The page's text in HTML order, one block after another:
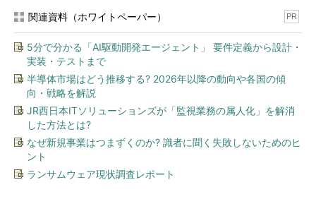
関連資料（ホワイトペーパー） PR
5分で分かる「AI駆動開発エージェント」 要件定義から設計・
実装・テストまで
半導体市場はどう推移する? 2026年以降の動向や各国の傾
向・戦略を解説
JR西日本ITソリューションズが「監視業務の属人化」を解消
した方法とは?
なぜ新規事業はつまずくのか? 識者に聞く失敗しないためのヒ
ント
ランサムウェア現状調査レポート